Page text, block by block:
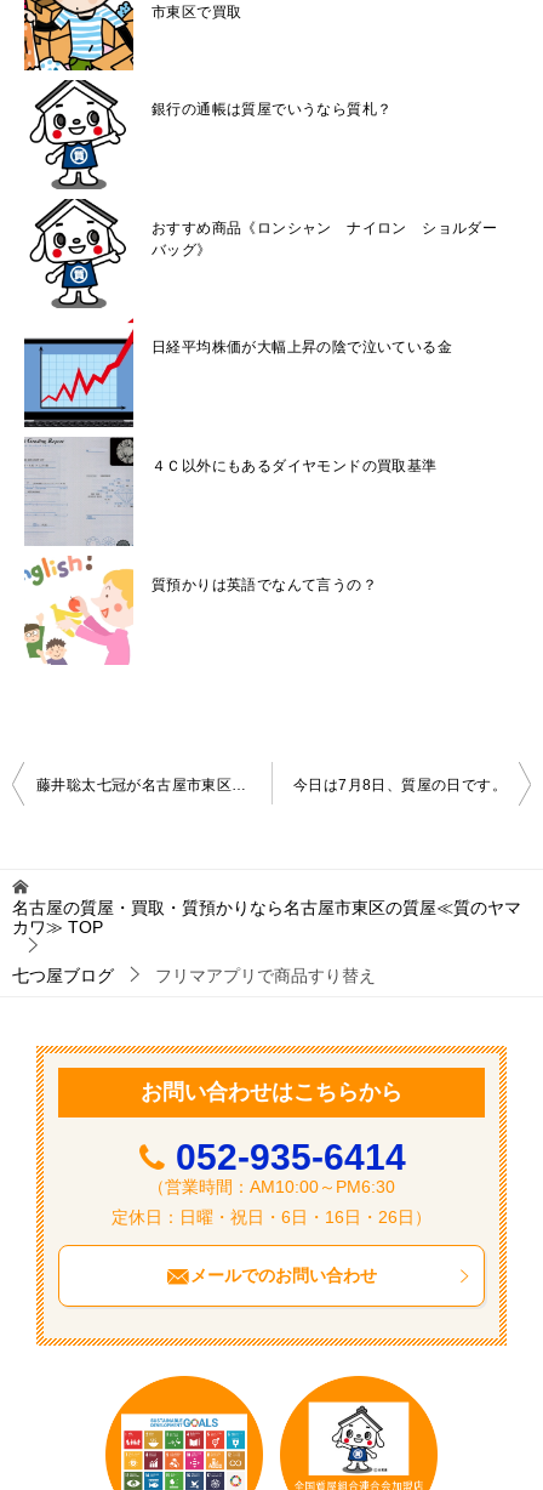
市東区で買取
銀行の通帳は質屋でいうなら質札？
おすすめ商品《ロンシャン ナイロン ショルダー
バッグ》
日経平均株価が大幅上昇の陰で泣いている金
４Ｃ以外にもあるダイヤモンドの買取基準
質預かりは英語でなんて言うの？
投
ビ
ゲ
ー
藤井聡太七冠が名古屋市東区にやって来る 今日は7月8日、質屋の日です。
名古屋の質屋・買取・質預かりなら名古屋市東区の質屋≪質のヤマ
カワ≫ TOP
七つ屋ブログ フリマアプリで商品すり替え
お問い合わせはこちらから
052-935-6414
（営業時間：AM10:00～PM6:30
定休日：日曜・祝日・6日・16日・26日）
メールでのお問い合わせ